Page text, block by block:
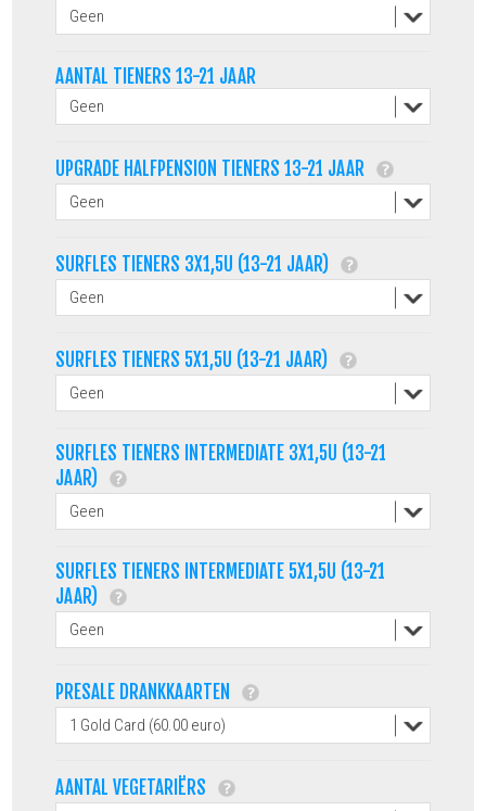
AANTAL TIENERS 13-21 JAAR
UPGRADE HALFPENSION TIENERS 13-21 JAAR
SURFLES TIENERS 3X1,5U (13-21 JAAR)
SURFLES TIENERS 5X1,5U (13-21 JAAR)
SURFLES TIENERS INTERMEDIATE 3X1,5U (13-21
JAAR)
SURFLES TIENERS INTERMEDIATE 5X1,5U (13-21
JAAR)
PRESALE DRANKKAARTEN
AANTAL VEGETARIËRS